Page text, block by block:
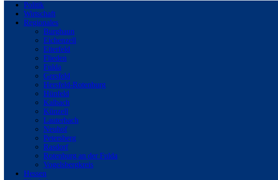
Politik
Wirtschaft
Regionales
Burghaun
Eichenzell
Eiterfeld
Flieden
Fulda
Gersfeld
Hersfeld-Rotenburg
Hünfeld
Kalbach
Künzell
Lauterbach
Neuhof
Petersberg
Rasdorf
Rotenburg an der Fulda
Vogelsbergkreis
Hessen